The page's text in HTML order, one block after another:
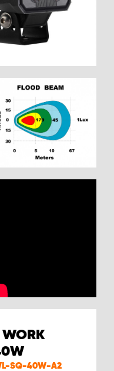
WORK
SQ-40W-A2